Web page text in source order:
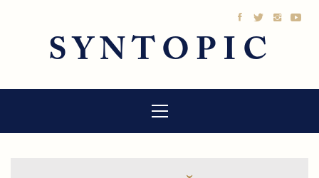
SYNTOPIC
principal